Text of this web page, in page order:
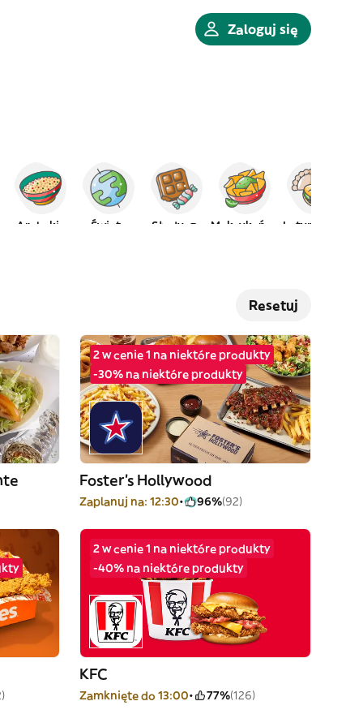
Zaloguj się
Arabskie Świata Słodycze Latynoskie
Resetuj
2 w cenie 1 na niektóre produkty
-30% na niektóre produkty
Foster's Hollywood
Zaplanuj na: 12:30 96%(92)
2 w cenie 1 na niektóre produkty
-40% na niektóre produkty
KFC
Zamknięte do 13:00 77%(126)